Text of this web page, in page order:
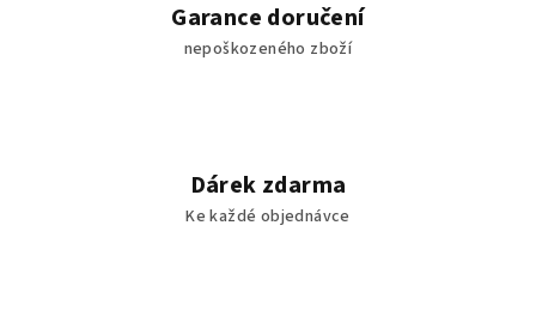
Garance doručení
nepoškozeného zboží
Dárek zdarma
Ke každé objednávce